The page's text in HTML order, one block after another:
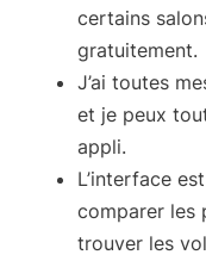
certains
gratuitement.
J’ai toutes
et je peux
appli.
L’interface
comparer les
trouver les